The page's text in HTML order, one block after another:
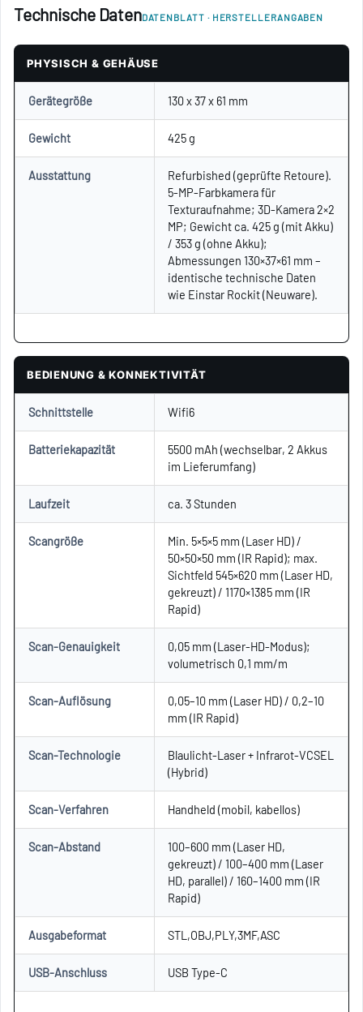
Technische DatenDATENBLATT · HERSTELLERANGABEN
PHYSISCH & GEHÄUSE
Gerätegröße 130 x 37 x 61 mm
Gewicht 425 g
Ausstattung
Refurbished (geprüfte Retoure).
5-MP-Farbkamera für
Texturaufnahme; 3D-Kamera 2×2
MP; Gewicht ca. 425 g (mit Akku)
/ 353 g (ohne Akku);
Abmessungen 130×37×61 mm –
identische technische Daten
wie Einstar Rockit (Neuware).
BEDIENUNG & KONNEKTIVITÄT
Schnittstelle Wifi6
Batteriekapazität
5500 mAh (wechselbar, 2 Akkus
im Lieferumfang)
Laufzeit ca. 3 Stunden
Scangröße
Min. 5×5×5 mm (Laser HD) /
50×50×50 mm (IR Rapid); max.
Sichtfeld 545×620 mm (Laser HD,
gekreuzt) / 1170×1385 mm (IR
Rapid)
Scan-Genauigkeit
0,05 mm (Laser-HD-Modus);
volumetrisch 0,1 mm/m
Scan-Auflösung
0,05–10 mm (Laser HD) / 0,2–10
mm (IR Rapid)
Scan-Technologie
Blaulicht-Laser + Infrarot-VCSEL
(Hybrid)
Scan-Verfahren Handheld (mobil, kabellos)
Scan-Abstand
100–600 mm (Laser HD,
gekreuzt) / 100–400 mm (Laser
HD, parallel) / 160–1400 mm (IR
Rapid)
Ausgabeformat STL,OBJ,PLY,3MF,ASC
USB-Anschluss USB Type-C